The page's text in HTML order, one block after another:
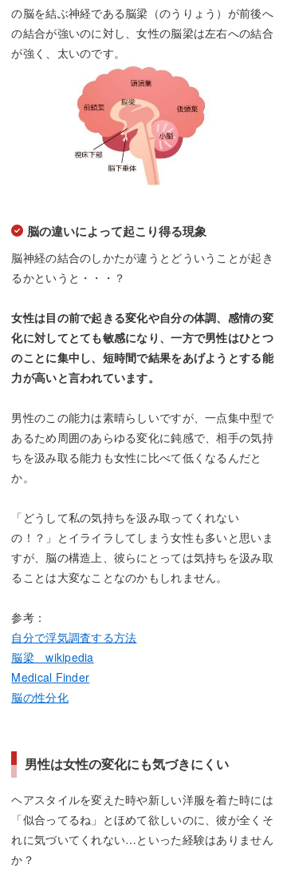
の脳を結ぶ神経である脳梁（のうりょう）が前後へ
の結合が強いのに対し、女性の脳梁は左右への結合
が強く、太いのです。
脳の違いによって起こり得る現象
脳神経の結合のしかたが違うとどういうことが起き
るかというと・・・？
女性は目の前で起きる変化や自分の体調、感情の変
化に対してとても敏感になり、一方で男性はひとつ
のことに集中し、短時間で結果をあげようとする能
力が高いと言われています。
男性のこの能力は素晴らしいですが、一点集中型で
あるため周囲のあらゆる変化に鈍感で、相手の気持
ちを汲み取る能力も女性に比べて低くなるんだと
か。
「どうして私の気持ちを汲み取ってくれない
の！？」とイライラしてしまう女性も多いと思いま
すが、脳の構造上、彼らにとっては気持ちを汲み取
ることは大変なことなのかもしれません。
参考：
自分で浮気調査する方法
脳梁 wikipedia
Medical Finder
脳の性分化
男性は女性の変化にも気づきにくい
ヘアスタイルを変えた時や新しい洋服を着た時には
「似合ってるね」とほめて欲しいのに、彼が全くそ
れに気づいてくれない…といった経験はありません
か？